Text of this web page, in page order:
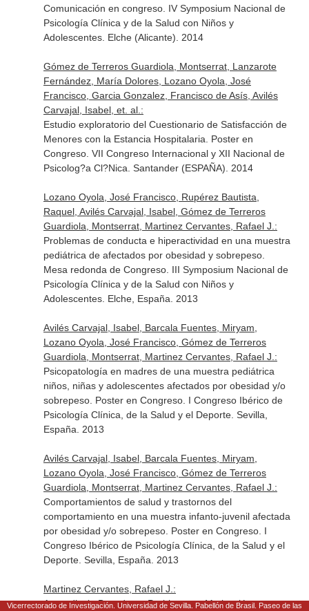
Comunicación en congreso. IV Symposium Nacional de
Psicología Clínica y de la Salud con Niños y
Adolescentes. Elche (Alicante). 2014
Gómez de Terreros Guardiola, Montserrat, Lanzarote
Fernández, María Dolores, Lozano Oyola, José
Francisco, Garcia Gonzalez, Francisco de Asís, Avilés
Carvajal, Isabel, et. al.:
Estudio exploratorio del Cuestionario de Satisfacción de
Menores con la Estancia Hospitalaria. Poster en
Congreso. VII Congreso Internacional y XII Nacional de
Psicolog?a Cl?Nica. Santander (ESPAÑA). 2014
Lozano Oyola, José Francisco, Rupérez Bautista,
Raquel, Avilés Carvajal, Isabel, Gómez de Terreros
Guardiola, Montserrat, Martinez Cervantes, Rafael J.:
Problemas de conducta e hiperactividad en una muestra
pediátrica de afectados por obesidad y sobrepeso.
Mesa redonda de Congreso. III Symposium Nacional de
Psicología Clínica y de la Salud con Niños y
Adolescentes. Elche, España. 2013
Avilés Carvajal, Isabel, Barcala Fuentes, Miryam,
Lozano Oyola, José Francisco, Gómez de Terreros
Guardiola, Montserrat, Martinez Cervantes, Rafael J.:
Psicopatología en madres de una muestra pediátrica
niños, niñas y adolescentes afectados por obesidad y/o
sobrepeso. Poster en Congreso. I Congreso Ibérico de
Psicología Clínica, de la Salud y el Deporte. Sevilla,
España. 2013
Avilés Carvajal, Isabel, Barcala Fuentes, Miryam,
Lozano Oyola, José Francisco, Gómez de Terreros
Guardiola, Montserrat, Martinez Cervantes, Rafael J.:
Comportamientos de salud y trastornos del
comportamiento en una muestra infanto-juvenil afectada
por obesidad y/o sobrepeso. Poster en Congreso. I
Congreso Ibérico de Psicología Clínica, de la Salud y el
Deporte. Sevilla, España. 2013
Martinez Cervantes, Rafael J.:
Aprendizaje Basado en Problemas y Motivación:
Vicerrectorado de Investigación. Universidad de Sevilla. Pabellón de Brasil. Paseo de las